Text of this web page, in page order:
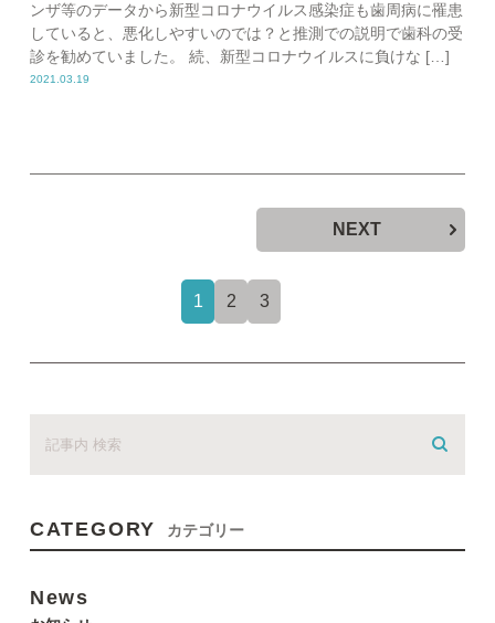
ンザ等のデータから新型コロナウイルス感染症も歯周病に罹患
していると、悪化しやすいのでは？と推測での説明で歯科の受
診を勧めていました。 続、新型コロナウイルスに負けな […]
2021.03.19
1 2 3
NEXT
CATEGORY カテゴリー
News